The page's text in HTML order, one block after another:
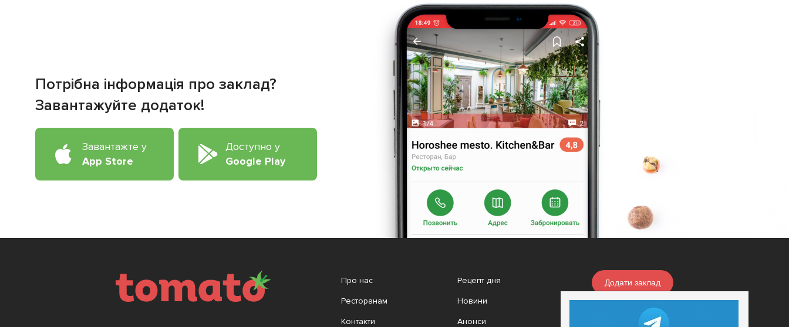
Потрібна інформація про заклад?
Завантажуйте додаток!
Завантажте у
App Store
Доступно у
Google Play
Про нас
Ресторанам
Контакти
Рецепт дня
Новини
Анонси
Додати заклад
Конфіденційність